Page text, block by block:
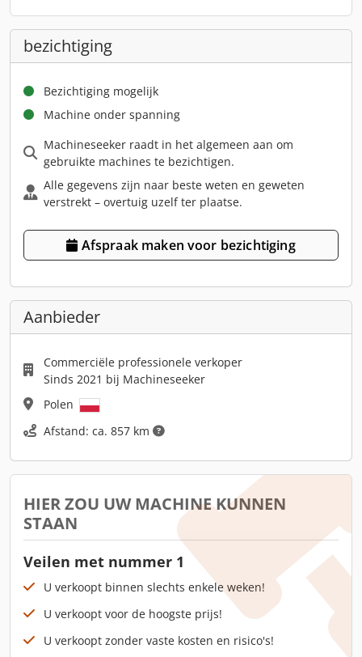
bezichtiging
Bezichtiging mogelijk
Machine onder spanning
Machineseeker raadt in het algemeen aan om
gebruikte machines te bezichtigen.
Alle gegevens zijn naar beste weten en geweten
verstrekt – overtuig uzelf ter plaatse.
Afspraak maken voor bezichtiging
Aanbieder
Commerciële professionele verkoper
Sinds 2021 bij Machineseeker
Polen
Afstand: ca. 857 km
HIER ZOU UW MACHINE KUNNEN
STAAN
Veilen met nummer 1
U verkoopt binnen slechts enkele weken!
U verkoopt voor de hoogste prijs!
U verkoopt zonder vaste kosten en risico's!